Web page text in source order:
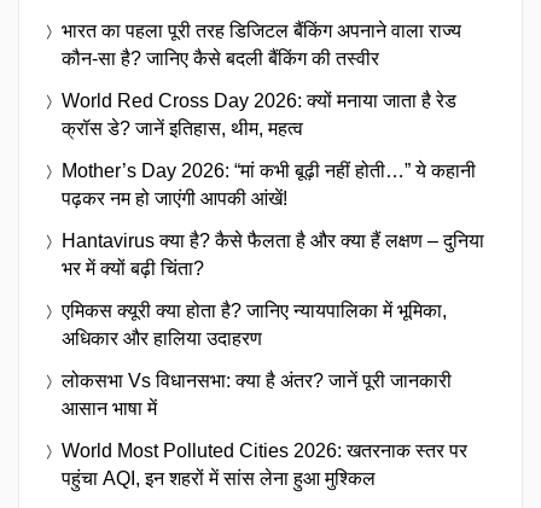
भारत का पहला पूरी तरह डिजिटल बैंकिंग अपनाने वाला राज्य
कौन-सा है? जानिए कैसे बदली बैंकिंग की तस्वीर
World Red Cross Day 2026: क्यों मनाया जाता है रेड
क्रॉस डे? जानें इतिहास, थीम, महत्व
Mother’s Day 2026: “मां कभी बूढ़ी नहीं होती…” ये कहानी
पढ़कर नम हो जाएंगी आपकी आंखें!
Hantavirus क्या है? कैसे फैलता है और क्या हैं लक्षण – दुनिया
भर में क्यों बढ़ी चिंता?
एमिकस क्यूरी क्या होता है? जानिए न्यायपालिका में भूमिका,
अधिकार और हालिया उदाहरण
लोकसभा Vs विधानसभा: क्या है अंतर? जानें पूरी जानकारी
आसान भाषा में
World Most Polluted Cities 2026: खतरनाक स्तर पर
पहुंचा AQI, इन शहरों में सांस लेना हुआ मुश्किल